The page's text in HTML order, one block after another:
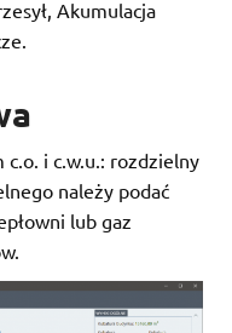
Akumulacja
i c.w.u.: rozdzielny
należy podać
lub gaz